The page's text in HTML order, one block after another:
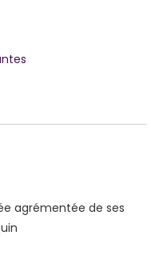
agrémentée de ses